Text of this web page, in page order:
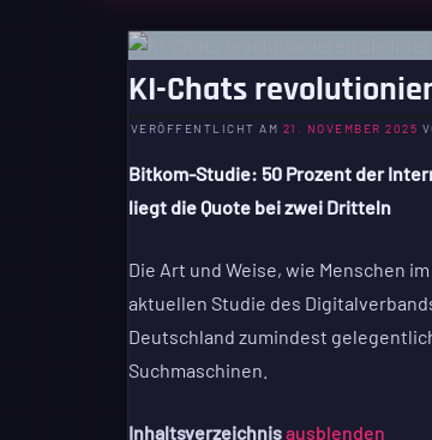
KI-Chats
VERÖFFENTLICHT AM 21. NOVEMBER 2025
Bitkom-Studie: 50 Prozent der
liegt die Quote bei zwei Dritteln
Die Art und Weise, wie Menschen
aktuellen Studie des
Deutschland zumindest
Suchmaschinen.
Inhaltsverzeichnisausblenden